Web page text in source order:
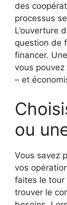
des
processus
L’ouverture
question de
financer.
vous
– et
ou
Vous savez
vos
faites le tour
trouver le